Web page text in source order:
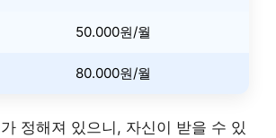
50.000원/월
80.000원/월
정해져 있으니, 자신이 받을 수 있